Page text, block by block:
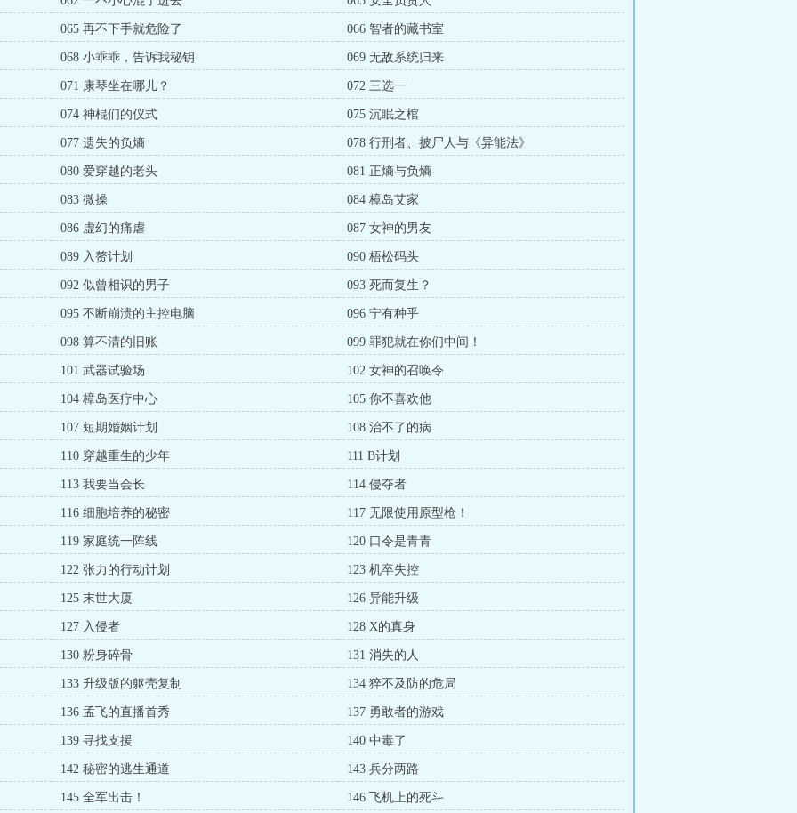
065 再不下手就危险了 066 智者的藏书室
068 小乖乖，告诉我秘钥 069 无敌系统归来
071 康琴坐在哪儿？ 072 三选一
074 神棍们的仪式 075 沉眠之棺
077 遗失的负熵 078 行刑者、披尸人与《异能法》
080 爱穿越的老头 081 正熵与负熵
083 微操 084 樟岛艾家
086 虚幻的痛虐 087 女神的男友
089 入赘计划 090 梧松码头
092 似曾相识的男子 093 死而复生？
095 不断崩溃的主控电脑 096 宁有种乎
098 算不清的旧账 099 罪犯就在你们中间！
101 武器试验场 102 女神的召唤令
104 樟岛医疗中心 105 你不喜欢他
107 短期婚姻计划 108 治不了的病
110 穿越重生的少年 111 B计划
113 我要当会长 114 侵夺者
116 细胞培养的秘密 117 无限使用原型枪！
119 家庭统一阵线 120 口令是青青
122 张力的行动计划 123 机卒失控
125 末世大厦 126 异能升级
127 入侵者 128 X的真身
130 粉身碎骨 131 消失的人
133 升级版的躯壳复制 134 猝不及防的危局
136 孟飞的直播首秀 137 勇敢者的游戏
139 寻找支援 140 中毒了
142 秘密的逃生通道 143 兵分两路
145 全军出击！ 146 飞机上的死斗